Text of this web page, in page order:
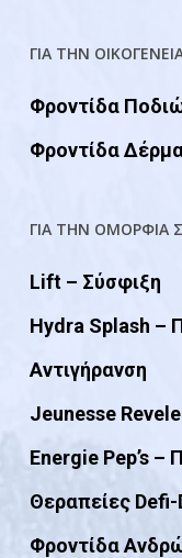
ΓΙΑ ΤΗΝ
Φροντίδα
Φροντίδα
ΓΙΑ ΤΗΝ ΟΜΟΡΦΙΑ
Lift – Σύσφιξη
Hydra Splash –
Αντιγήρανση
Jeunesse
Energie Pep’s –
Θεραπείες
Φροντίδα